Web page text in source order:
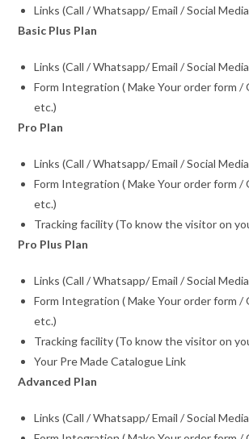
Links (Call / Whatsapp/ Email / Social
Basic Plus Plan
Links (Call / Whatsapp/ Email / Social
Form Integration ( Make Your order form /
etc.)
Pro Plan
Links (Call / Whatsapp/ Email / Social
Form Integration ( Make Your order form /
etc.)
Tracking facility (To know the visitor on
Pro Plus Plan
Links (Call / Whatsapp/ Email / Social
Form Integration ( Make Your order form /
etc.)
Tracking facility (To know the visitor on
Your Pre Made Catalogue Link
Advanced Plan
Links (Call / Whatsapp/ Email / Social